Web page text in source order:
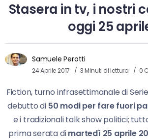
Stasera in tv, i nostri
oggi 25
Samuele Perotti
24 Aprile 2017 3 Minuti di lettura 0
Fiction, turno infrasettimanale di
debutto di 50 modi per fare fuori
e i tradizionali talk show politici;
prima serata dimartedì 25 aprile